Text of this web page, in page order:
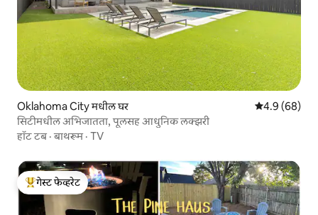
Oklahoma City मधील घर 5 पैकी 4.9
4.9 (68)
सिटीमधील अभिजातता, पूलसह आधुनिक लक्झरी
हॉट टब·बाथरूम· TV
टॉप गेस्ट फेव्हरेट
गेस्ट फेव्हरेट